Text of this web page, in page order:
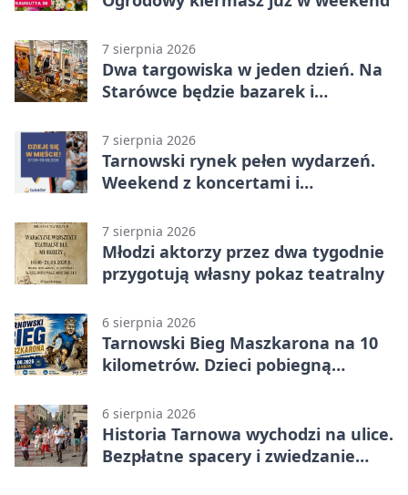
7 sierpnia 2026
Dwa targowiska w jeden dzień. Na
Starówce będzie bazarek i
7 sierpnia 2026
Tarnowski rynek pełen wydarzeń.
Weekend z koncertami i
7 sierpnia 2026
Młodzi aktorzy przez dwa tygodnie
przygotują własny pokaz teatralny
6 sierpnia 2026
Tarnowski Bieg Maszkarona na 10
kilometrów. Dzieci pobiegną
6 sierpnia 2026
Historia Tarnowa wychodzi na ulice.
Bezpłatne spacery i zwiedzanie